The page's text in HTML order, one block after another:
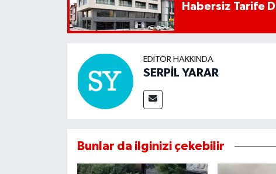
Habersiz Tarife
EDITÖR HAKKINDA
SERPİL YARAR
Bunlar da ilginizi çekebilir